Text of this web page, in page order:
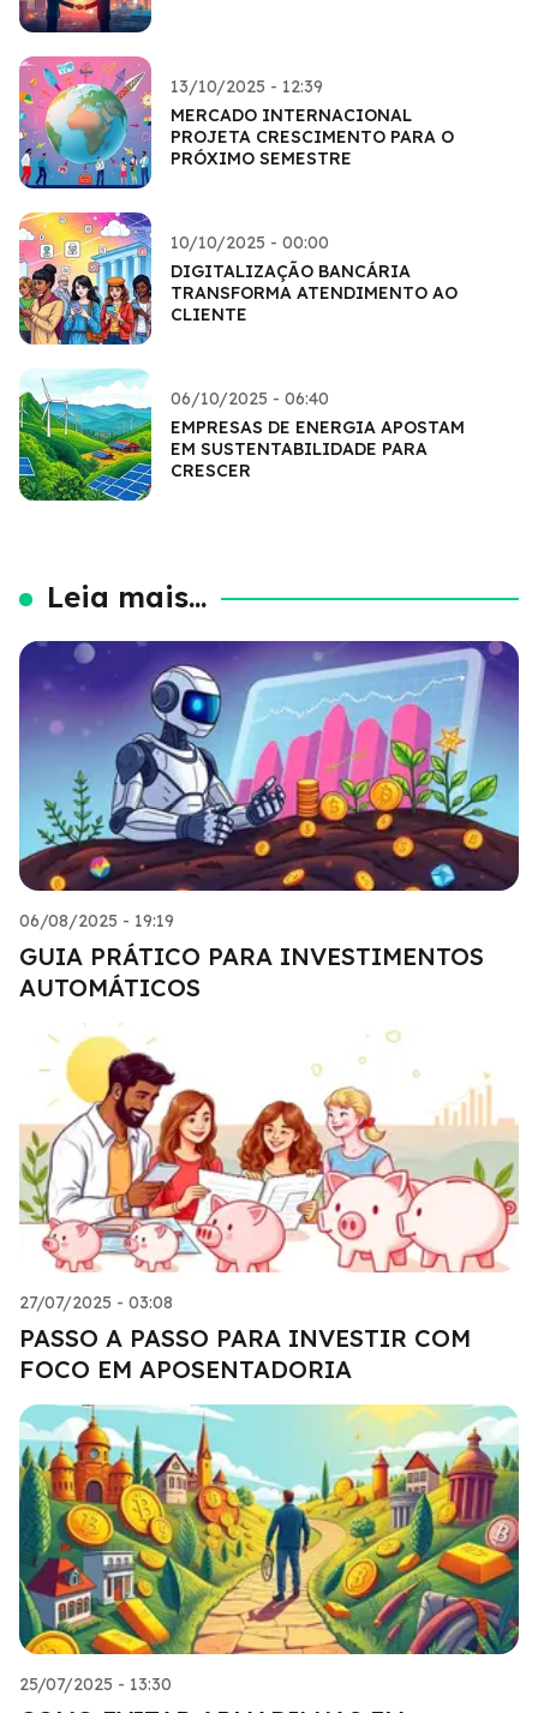
13/10/2025 - 12:39
MERCADO INTERNACIONAL
PROJETA CRESCIMENTO PARA O
PRÓXIMO SEMESTRE
10/10/2025 - 00:00
DIGITALIZAÇÃO BANCÁRIA
TRANSFORMA ATENDIMENTO AO
CLIENTE
06/10/2025 - 06:40
EMPRESAS DE ENERGIA APOSTAM
EM SUSTENTABILIDADE PARA
CRESCER
Leia mais...
06/08/2025 - 19:19
GUIA PRÁTICO PARA INVESTIMENTOS
AUTOMÁTICOS
27/07/2025 - 03:08
PASSO A PASSO PARA INVESTIR COM
FOCO EM APOSENTADORIA
25/07/2025 - 13:30